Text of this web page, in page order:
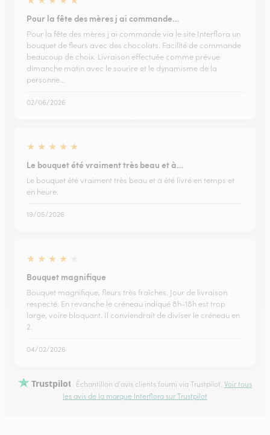
Pour la fête des mères j ai commande…
Pour la fête des mères j ai commande via le site Interflora un
bouquet de fleurs avec des chocolats. Facilité de commande
beaucoup de choix. Livraison effectuée comme prévue
dimanche matin avec le sourire et le dynamisme de la
personne…
02/06/2026
★ ★ ★ ★ ★
Le bouquet été vraiment très beau et à…
Le bouquet été vraiment très beau et à été livré en temps et
en heure.
19/05/2026
★ ★ ★ ★
Bouquet magnifique
Bouquet magnifique, fleurs très fraîches. Jour de livraison
respecté. En revanche le créneau indiqué 8h-18h est trop
large, voire bloquant. Il conviendrait de diviser le créneau en
2.
04/02/2026
Trustpilot Échantillon d'avis clients fourni via Trustpilot. Voir tous
les avis de la marque Interflora sur Trustpilot